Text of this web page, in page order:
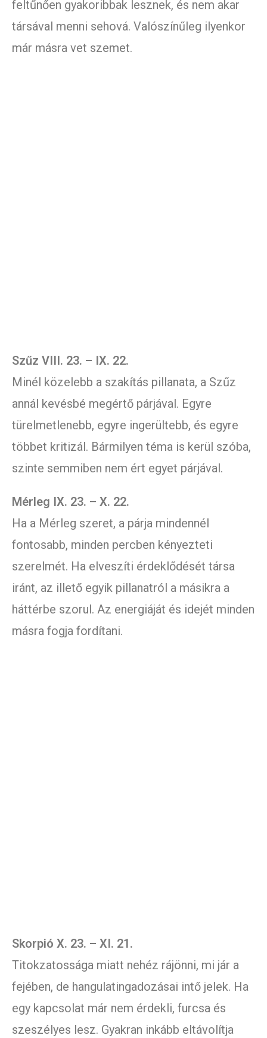
feltűnően gyakoribbak lesznek, és nem akar
társával menni sehová. Valószínűleg ilyenkor
már másra vet szemet.
Szűz VIII. 23. – IX. 22.
Minél közelebb a szakítás pillanata, a Szűz
annál kevésbé megértő párjával. Egyre
türelmetlenebb, egyre ingerültebb, és egyre
többet kritizál. Bármilyen téma is kerül szóba,
szinte semmiben nem ért egyet párjával.
Mérleg IX. 23. – X. 22.
Ha a Mérleg szeret, a párja mindennél
fontosabb, minden percben kényezteti
szerelmét. Ha elveszíti érdeklődését társa
iránt, az illető egyik pillanatról a másikra a
háttérbe szorul. Az energiáját és idejét minden
másra fogja fordítani.
Skorpió X. 23. – XI. 21.
Titokzatossága miatt nehéz rájönni, mi jár a
fejében, de hangulatingadozásai intő jelek. Ha
egy kapcsolat már nem érdekli, furcsa és
szeszélyes lesz. Gyakran inkább eltávolítja